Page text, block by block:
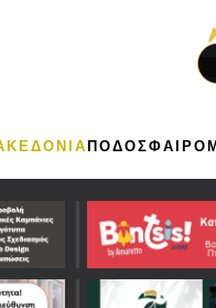
ΠΟΔΟΣΦΑΙΡΟ